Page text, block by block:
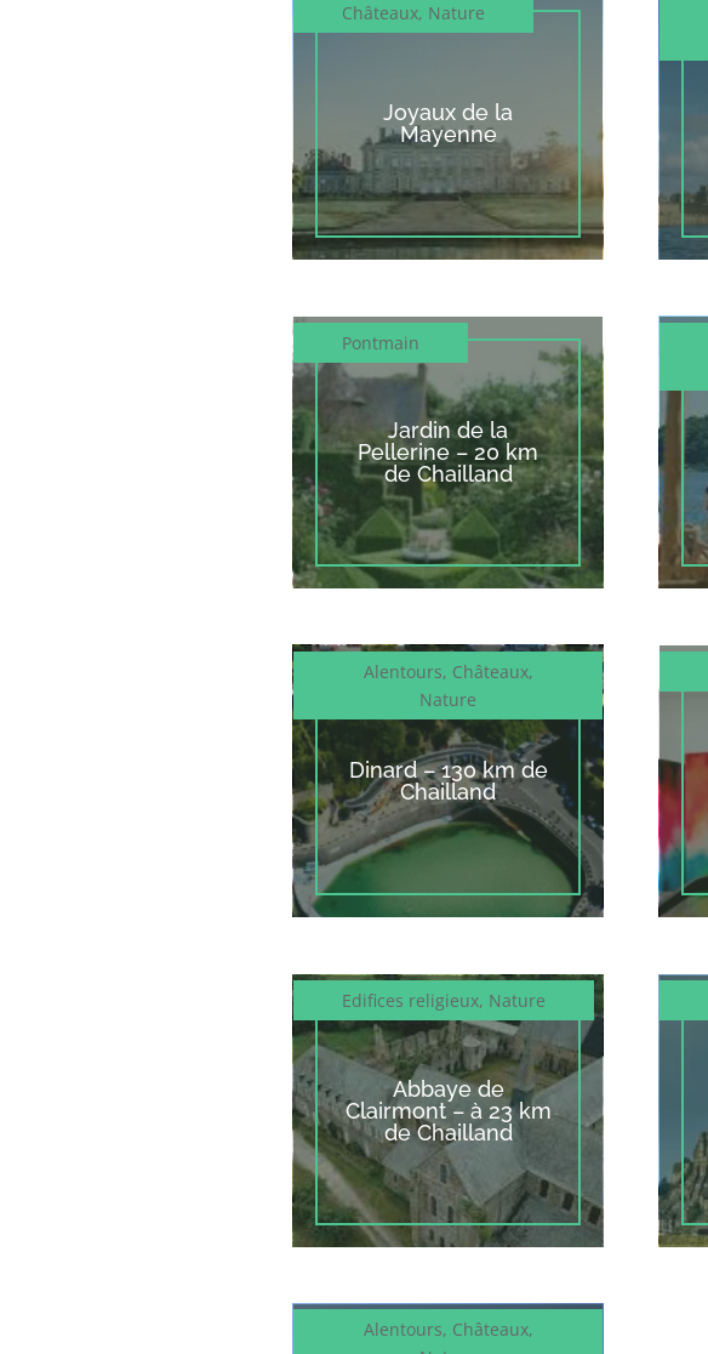
Joyaux de la
Mayenne
Châteaux, Nature
Jardin de la
Pellerine – 20 km
de Chailland
Pontmain
Dinard – 130 km de
Chailland
Alentours, Châteaux,
Nature
Abbaye de
Clairmont – à 23 km
de Chailland
Edifices religieux, Nature
Alentours, Châteaux,